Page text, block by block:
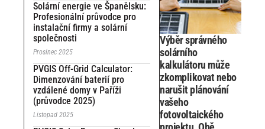
Solární energie ve Španělsku:
Profesionální průvodce pro
instalační firmy a solární
společnosti
Prosinec 2025
PVGIS Off-Grid Calculator:
Dimenzování baterií pro
vzdálené domy v Paříži
(průvodce 2025)
Listopad 2025
Výběr správného
solárního
kalkulátoru může
zkomplikovat nebo
narušit plánování
vašeho
fotovoltaického